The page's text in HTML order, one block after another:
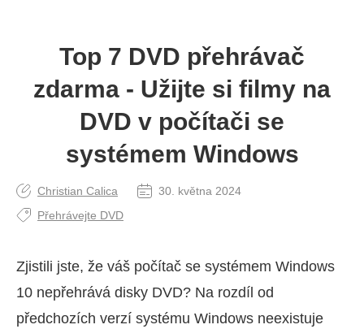
Top 7 DVD přehrávač
zdarma - Užijte si filmy na
DVD v počítači se
systémem Windows
Christian Calica
30. května 2024
Přehrávejte DVD
Zjistili jste, že váš počítač se systémem Windows
10 nepřehrává disky DVD? Na rozdíl od
předchozích verzí systému Windows neexistuje